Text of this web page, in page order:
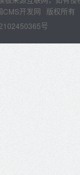
CMS开发网 版权所有
号